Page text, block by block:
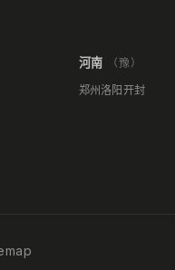
河南
（豫）
郑州 洛阳 开封